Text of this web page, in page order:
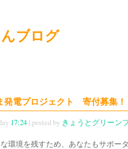
ブログ
電プロジェクト 寄付募集！
17:24 | posted by きょうとグリーン
環境を残すため、あなたもサポー